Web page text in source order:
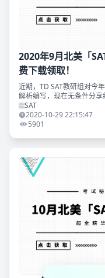
2020年9月北美「
费下载领取！
近期，TD SAT教研组对今
解析编写，现在无条件分享
相信这份解析会对你非常有
精
SAT
2020-10-29 22:15:47
5901